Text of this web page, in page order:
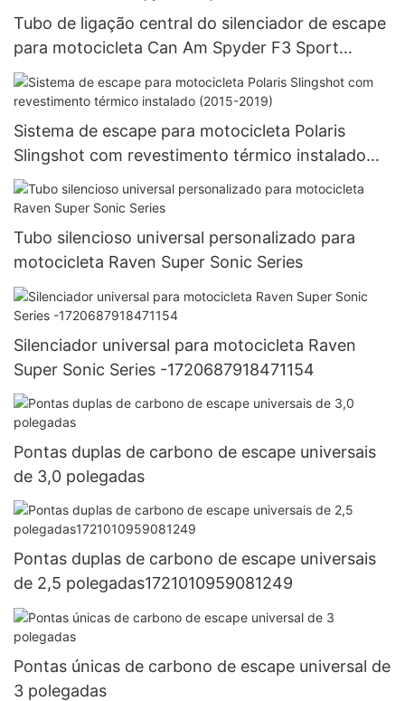
Tubo de ligação central do silenciador de escape
para motocicleta Can Am Spyder F3 Sport
Tourer
Sistema de escape para motocicleta Polaris
Slingshot com revestimento térmico instalado
(2015-2019)
Tubo silencioso universal personalizado para
motocicleta Raven Super Sonic Series
Silenciador universal para motocicleta Raven
Super Sonic Series -1720687918471154
Pontas duplas de carbono de escape universais
de 3,0 polegadas
Pontas duplas de carbono de escape universais
de 2,5 polegadas1721010959081249
Pontas únicas de carbono de escape universal de
3 polegadas